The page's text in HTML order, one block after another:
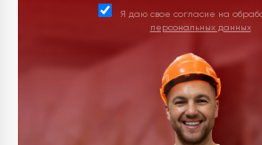
Я даю свое согласие на
персональных данных